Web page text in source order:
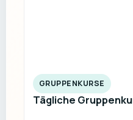
GRUPPENKURSE
Tägliche